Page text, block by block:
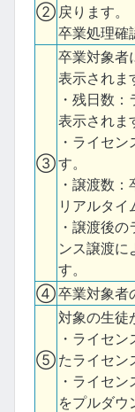
② 戻ります。
卒業処理確
③
卒業対象者
表示されま
・残日数
表示されま
・ライセ
す。
・譲渡数
リアルタイ
・譲渡後
ンス譲渡に
す。
④卒業対象者
⑤
対象の生徒
・ライセ
たライセン
・ライセ
をプルダウ